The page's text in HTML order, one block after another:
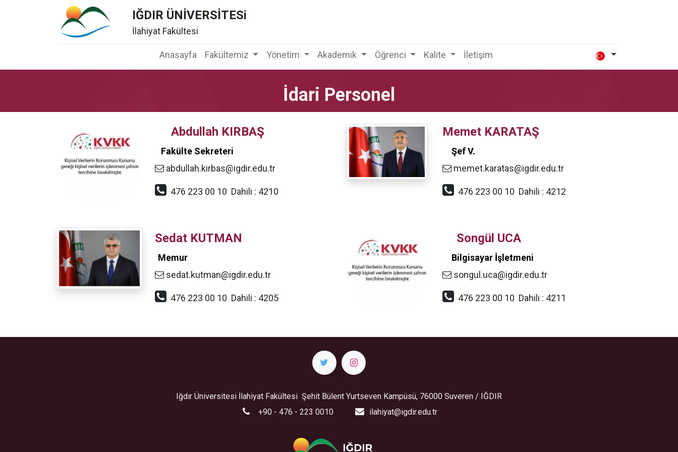
IĞDIR ÜNİVERSİTESi
İlahiyat Fakültesi
Anasayfa Fakültemiz Yönetim Akademik Öğrenci Kalite İletişim
İdari Personel
Abdullah KIRBAŞ
Fakülte Sekreteri
abdullah.kirbas@igdir.edu.tr
476 223 00 10 Dahili : 4210
Memet KARATAŞ
Şef V.
memet.karatas@igdir.edu.tr
476 223 00 10 Dahili : 4212
Sedat KUTMAN
Memur
sedat.kutman@igdir.edu.tr
476 223 00 10 Dahili : 4205
Songül UCA
Bilgisayar İşletmeni
songul.uca@igdir.edu.tr
476 223 00 10 Dahili : 4211
Iğdır Üniversitesi İlahiyat Fakültesi Şehit Bülent Yurtseven Kampüsü, 76000 Suveren / IĞDIR
+90 - 476 - 223 0010
ilahiyat@igdir.edu.tr ​